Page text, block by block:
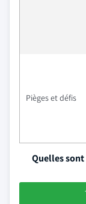
Pièges et défis
Quelles